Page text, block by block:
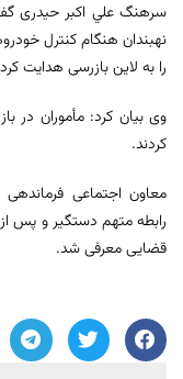
سرهنگ علي اكبر حيدری
نهبندان هنگام كنترل
را به لاين بازرسی هدايت
كردند.
معاون اجتماعی
رابطه متهم دستگير و پس
قضايی معرفی شد.